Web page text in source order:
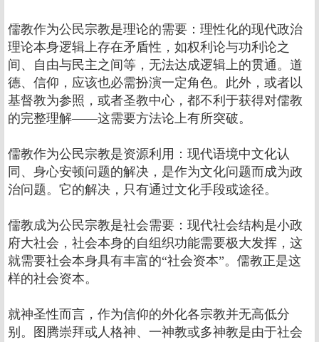
儒教作为公民宗教是理论的需要：理性化的现代政治
理论本身逻辑上存在矛盾性，如权利论与功利论之
间、自由与民主之间等，无法达成逻辑上的贯通。道
德、信仰，应该也必需扮演一定角色。此外，或者以
基督教为参照，或者圣教中心，都不利于获得对儒教
的完整理解――这需要方法论上有所突破。
儒教作为公民宗教是资源利用：现代语境中文化认
同、身心安顿问题的解决，是作为文化问题而成为政
治问题。它的解决，只有通过文化手段或途径。
儒教成为公民宗教是社会需要：现代社会结构是小政
府大社会，社会本身的自组织功能需要极大发挥，这
就需要社会本身具有丰富的“社会资本”。儒教正是这
样的社会资本。
就神圣性而言，作为信仰的外化各宗教并无高低分
别。图腾崇拜或人格神、一神教或多神教是由于社会